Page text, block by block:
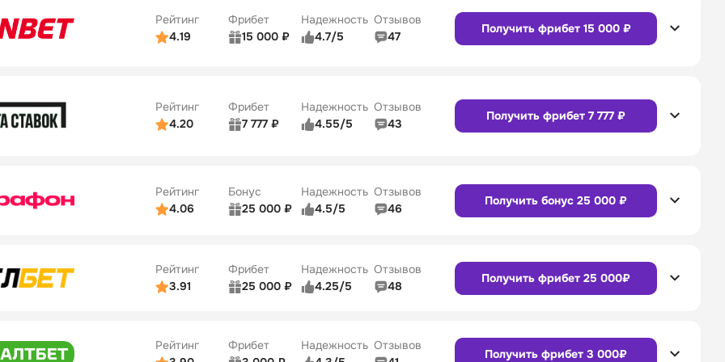
5/5Рейтинг
4.19
Фрибет
15 000 ₽
Надежность
4.7/5
Отзывов
47
Получить фрибет 15 000 ₽
4/5Рейтинг
4.20
Фрибет
7 777 ₽
Надежность
4.55/5
Отзывов
43
Получить фрибет 7 777 ₽
5/5Рейтинг
4.06
Бонус
25 000 ₽
Надежность
4.5/5
Отзывов
46
Получить бонус 25 000 ₽
4/5
Сайт Приложение
Рейтинг
3.91
Фрибет
25 000 ₽
Надежность
4.25/5
Отзывов
48
Получить фрибет 25 000₽
4/5
Рейтинг
Фрибет
Надежность Отзывов
Получить фрибет 3 000₽